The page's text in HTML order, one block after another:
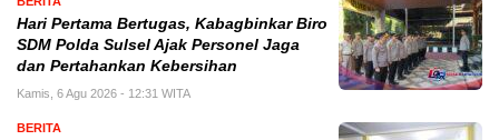
Hari Pertama Bertugas, Kabagbinkar Biro
SDM Polda Sulsel Ajak Personel Jaga
dan Pertahankan Kebersihan
Kamis, 6 Agu 2026 - 12:31 WITA
BERITA